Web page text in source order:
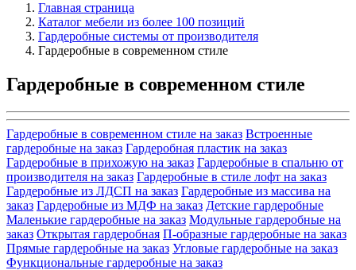
Главная страница
Каталог мебели из более 100 позиций
Гардеробные системы от производителя
Гардеробные в современном стиле
Гардеробные в современном стиле
Гардеробные в современном стиле на заказ Встроенные
гардеробные на заказ Гардеробная пластик на заказ
Гардеробные в прихожую на заказ Гардеробные в спальню от
производителя на заказ Гардеробные в стиле лофт на заказ
Гардеробные из ЛДСП на заказ Гардеробные из массива на
заказ Гардеробные из МДФ на заказ Детские гардеробные
Маленькие гардеробные на заказ Модульные гардеробные на
заказ Открытая гардеробная П-образные гардеробные на заказ
Прямые гардеробные на заказ Угловые гардеробные на заказ
Функциональные гардеробные на заказ